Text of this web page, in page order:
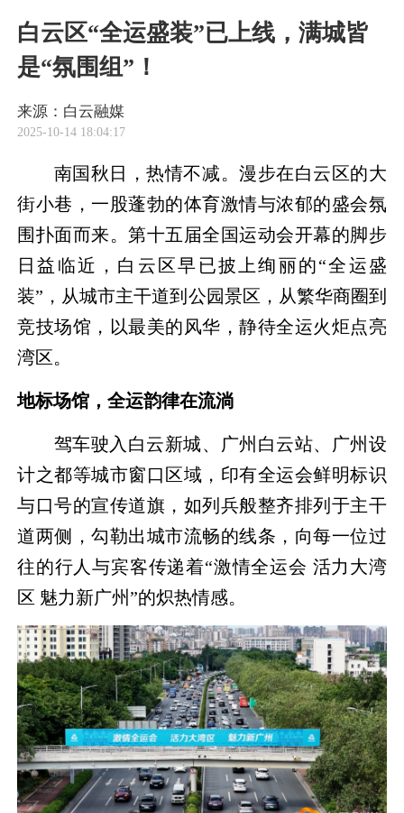
白云区“全运盛装”已上线，满城皆
是“氛围组”！
来源：白云融媒
2025-10-14 18:04:17
南国秋日，热情不减。漫步在白云区的大
街小巷，一股蓬勃的体育激情与浓郁的盛会氛
围扑面而来。第十五届全国运动会开幕的脚步
日益临近，白云区早已披上绚丽的“全运盛
装”，从城市主干道到公园景区，从繁华商圈到
竞技场馆，以最美的风华，静待全运火炬点亮
湾区。
地标场馆，全运韵律在流淌
驾车驶入白云新城、广州白云站、广州设
计之都等城市窗口区域，印有全运会鲜明标识
与口号的宣传道旗，如列兵般整齐排列于主干
道两侧，勾勒出城市流畅的线条，向每一位过
往的行人与宾客传递着“激情全运会 活力大湾
区 魅力新广州”的炽热情感。